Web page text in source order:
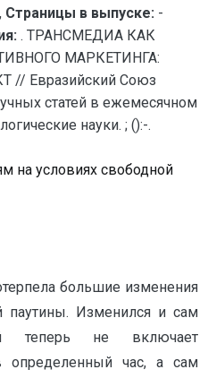
, Страницы в выпуске: -
. ТРАНСМЕДИА КАК
МАРКЕТИНГА:
Евразийский Союз
статей в ежемесячном
науки. ; ():-.
на условиях свободной
большие изменения
паутины. Изменился и сам
теперь не включает
определенный час, а сам